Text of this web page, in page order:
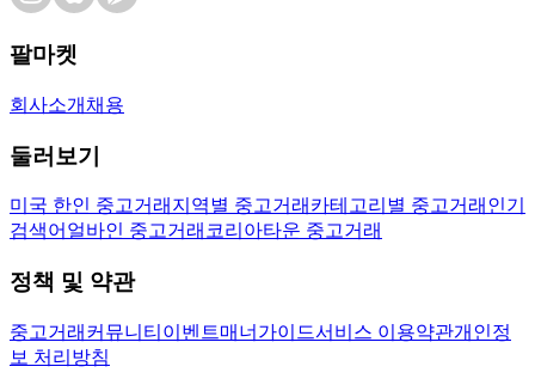
팔마켓
회사소개 채용
둘러보기
미국 한인 중고거래 지역별 중고거래 카테고리별 중고거래 인기
검색어 얼바인 중고거래 코리아타운 중고거래
정책 및 약관
중고거래 커뮤니티 이벤트매너가이드서비스 이용약관개인정
보 처리방침